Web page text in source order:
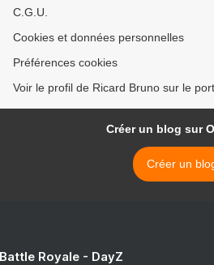
C.G.U.
Cookies et données personnelles
Préférences cookies
Voir le profil de Ricard Bruno sur le
Créer un blog sur
Créer un
Royale - DayZ